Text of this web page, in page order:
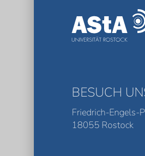
BESUCH
Friedrich-Engels-
18055 Rostock